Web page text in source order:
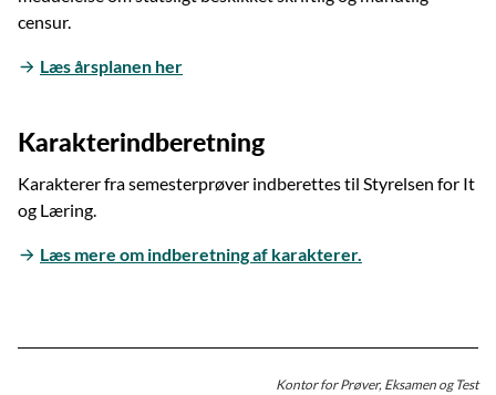
censur.
Læs årsplanen her
Karakterindberetning
Karakterer fra semesterprøver indberettes til Styrelsen for It
og Læring.
Læs mere om indberetning af karakterer.
Kontor for Prøver, Eksamen og Test